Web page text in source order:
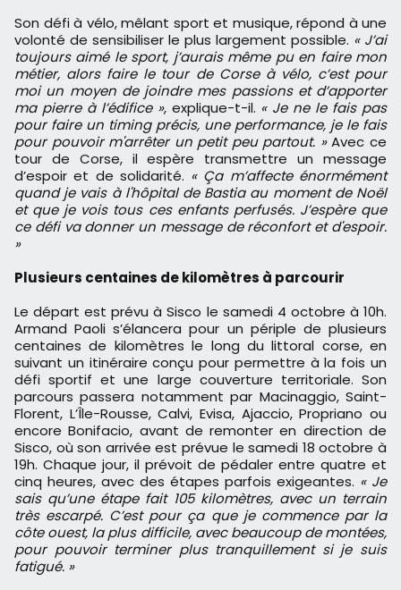
Son défi à vélo, mêlant sport et musique, répond à une
volonté de sensibiliser le plus largement possible. « J’ai
toujours aimé le sport, j’aurais même pu en faire mon
métier, alors faire le tour de Corse à vélo, c’est pour
moi un moyen de joindre mes passions et d’apporter
ma pierre à l’édifice », explique-t-il. « Je ne le fais pas
pour faire un timing précis, une performance, je le fais
pour pouvoir m'arrêter un petit peu partout. »Avec ce
tour de Corse, il espère transmettre un message
d’espoir et de solidarité. « Ça m’affecte énormément
quand je vais à l'hôpital de Bastia au moment de Noël
et que je vois tous ces enfants perfusés. J’espère que
ce défi va donner un message de réconfort et d'espoir.
»
Plusieurs centaines de kilomètres à parcourir
Le départ est prévu à Sisco le samedi 4 octobre à 10h.
Armand Paoli s’élancera pour un périple de plusieurs
centaines de kilomètres le long du littoral corse, en
suivant un itinéraire conçu pour permettre à la fois un
défi sportif et une large couverture territoriale. Son
parcours passera notamment par Macinaggio, Saint-
Florent, L’Île-Rousse, Calvi, Evisa, Ajaccio, Propriano ou
encore Bonifacio, avant de remonter en direction de
Sisco, où son arrivée est prévue le samedi 18 octobre à
19h. Chaque jour, il prévoit de pédaler entre quatre et
cinq heures, avec des étapes parfois exigeantes. « Je
sais qu’une étape fait 105 kilomètres, avec un terrain
très escarpé. C’est pour ça que je commence par la
côte ouest, la plus difficile, avec beaucoup de montées,
pour pouvoir terminer plus tranquillement si je suis
fatigué. »